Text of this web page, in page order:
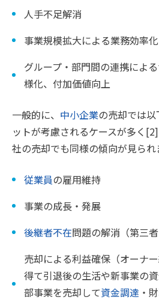
人手不足解消
事業規模拡大による業務効率化
グループ・部門間の連携によ
様化、付加価値向上
一般的に、 中小企業の売却では
ットが考慮されるケースが多く
社の売却でも同様の傾向が見られ
従業員の雇用維持
事業の成長・発展
後継者不在問題の解消（第三
売却による利益確保（オーナ
得て引退後の生活や新事業の
部事業を売却して資金調達 ・